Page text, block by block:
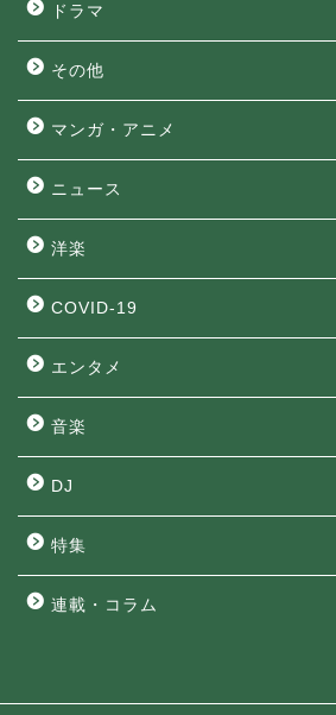
ドラマ
その他
マンガ・アニメ
ニュース
洋楽
COVID-19
エンタメ
音楽
DJ
特集
連載・コラム